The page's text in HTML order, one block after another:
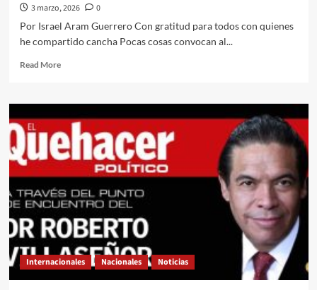
3 marzo, 2026
0
Por Israel Aram Guerrero Con gratitud para todos con quienes
he compartido cancha Pocas cosas convocan al...
Read MoreRead
El
Quehacer
Político
a
través
opinión///Israel
Aram///Más
que
fútbol:
el
Mundial
Internacionales Nacionales Noticias